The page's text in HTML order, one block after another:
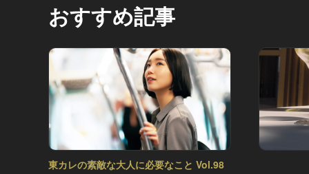
おすすめ記事
東カレの素敵な大人に必要なこと Vol.98